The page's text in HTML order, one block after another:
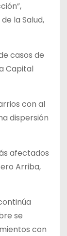
la Salud,
casos de
Capital
con al
dispersión
afectados
Arriba,
se
con